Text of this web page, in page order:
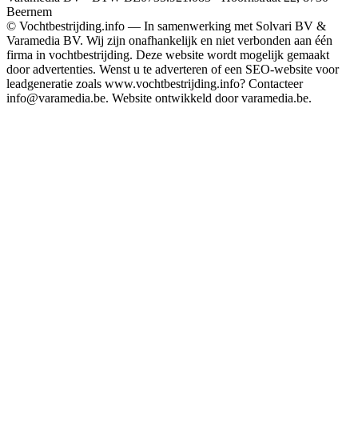
Beernem
© Vochtbestrijding.info — In samenwerking met Solvari BV &
Varamedia BV. Wij zijn onafhankelijk en niet verbonden aan één
firma in vochtbestrijding. Deze website wordt mogelijk gemaakt
door advertenties. Wenst u te adverteren of een SEO-website voor
leadgeneratie zoals www.vochtbestrijding.info? Contacteer
info@varamedia.be. Website ontwikkeld door varamedia.be.